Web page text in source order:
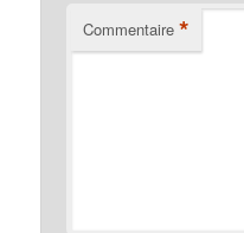
Commentaire *